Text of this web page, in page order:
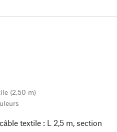
(2,50 m)
textile : L 2,5 m, section